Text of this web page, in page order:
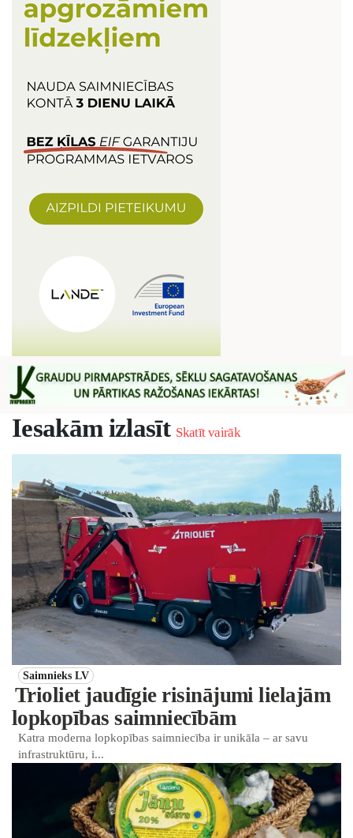
Iesakām izlasīt Skatīt vairāk
Saimnieks LV
Trioliet jaudīgie risinājumi lielajām
lopkopības saimniecībām
Katra moderna lopkopības saimniecība ir unikāla – ar savu
infrastruktūru, i...